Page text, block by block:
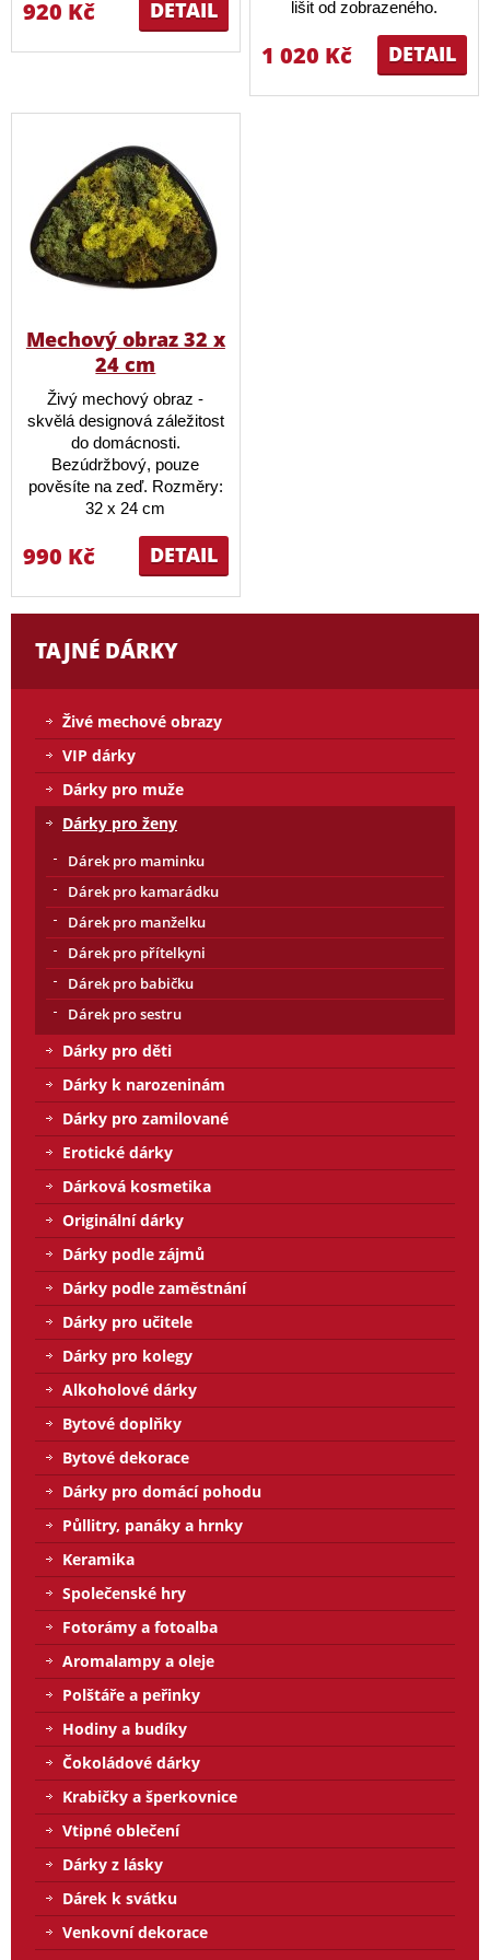
DETAIL
920 Kč lišit od zobrazeného.
DETAIL
1 020 Kč
Mechový obraz 32 x
24 cm
Živý mechový obraz -
skvělá designová záležitost
do domácnosti.
Bezúdržbový, pouze
pověsíte na zeď. Rozměry:
32 x 24 cm
DETAIL
990 Kč
TAJNÉ DÁRKY
Živé mechové obrazy
VIP dárky
Dárky pro muže
Dárky pro ženy
Dárek pro maminku
Dárek pro kamarádku
Dárek pro manželku
Dárek pro přítelkyni
Dárek pro babičku
Dárek pro sestru
Dárky pro děti
Dárky k narozeninám
Dárky pro zamilované
Erotické dárky
Dárková kosmetika
Originální dárky
Dárky podle zájmů
Dárky podle zaměstnání
Dárky pro učitele
Dárky pro kolegy
Alkoholové dárky
Bytové doplňky
Bytové dekorace
Dárky pro domácí pohodu
Půllitry, panáky a hrnky
Keramika
Společenské hry
Fotorámy a fotoalba
Aromalampy a oleje
Polštáře a peřinky
Hodiny a budíky
Čokoládové dárky
Krabičky a šperkovnice
Vtipné oblečení
Dárky z lásky
Dárek k svátku
Venkovní dekorace